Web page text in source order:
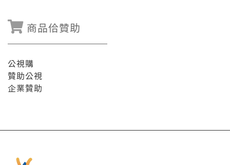
商品佮贊助
公視購
贊助公視
企業贊助